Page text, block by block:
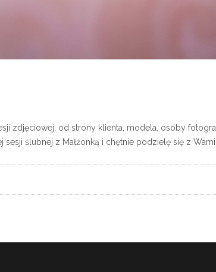
zdjęciowej, od strony klienta, modela, osoby
ślubnej z Małżonką i chętnie podzielę się z